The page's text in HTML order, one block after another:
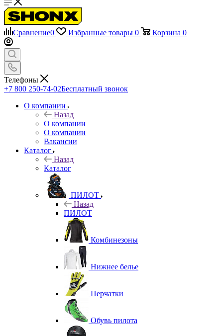
Сравнение0 Избранные товары 0 Корзина 0
Телефоны
+7 800 250-74-02Бесплатный звонок
О компании
Назад
О компании
О компании
Вакансии
Каталог
Назад
Каталог
ПИЛОТ
Назад
ПИЛОТ
Комбинезоны
Нижнее белье
Перчатки
Обувь пилота